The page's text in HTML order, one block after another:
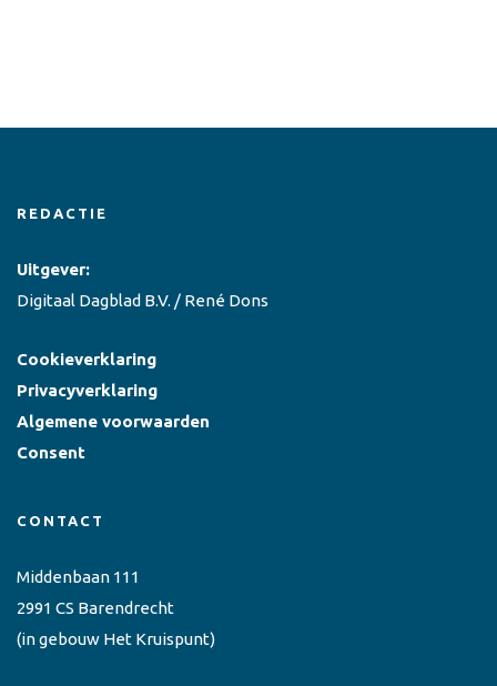
REDACTIE
Uitgever:
Digitaal Dagblad B.V. / René Dons
Cookieverklaring
Privacyverklaring
Algemene voorwaarden
Consent
CONTACT
Middenbaan 111
2991 CS Barendrecht
(in gebouw Het Kruispunt)